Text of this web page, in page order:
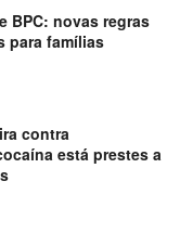
BPC: novas regras
para famílias
contra
está prestes a